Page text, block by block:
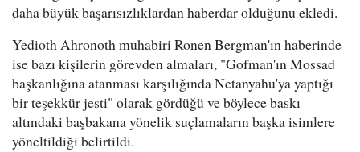
daha büyük başarısızlıklardan haberdar olduğunu ekledi.
Yedioth Ahronoth muhabiri Ronen Bergman'ın haberinde
ise bazı kişilerin görevden almaları, "Gofman'ın Mossad
başkanlığına atanması karşılığında Netanyahu'ya yaptığı
bir teşekkür jesti" olarak gördüğü ve böylece baskı
altındaki başbakana yönelik suçlamaların başka isimlere
yöneltildiği belirtildi.